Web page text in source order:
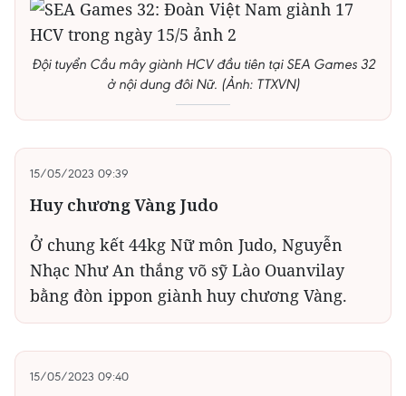
Đội tuyển Cầu mây giành HCV đầu tiên tại SEA Games 32
ở nội dung đôi Nữ. (Ảnh: TTXVN)
15/05/2023 09:39
Huy chương Vàng Judo
Ở chung kết 44kg Nữ môn Judo, Nguyễn
Nhạc Như An thắng võ sỹ Lào Ouanvilay
bằng đòn ippon giành huy chương Vàng.
15/05/2023 09:40